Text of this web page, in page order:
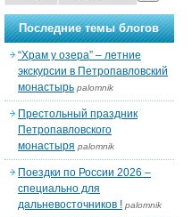
Последние темы блогов
“Храм у озера” – летние
экскурсии в Петропавловский
монастырь palomnik
Престольный праздник
Петропавловского
монастыря palomnik
Поездки по России 2026 –
специально для
дальневосточников ! palomnik